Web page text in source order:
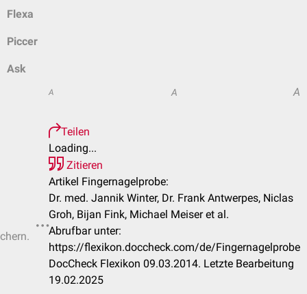
Flexa
Piccer
Ask
A A A
Teilen
Loading...
Zitieren
Artikel Fingernagelprobe:
Dr. med. Jannik Winter, Dr. Frank Antwerpes, Niclas
Groh, Bijan Fink, Michael Meiser et al.
Abrufbar unter:
https://flexikon.doccheck.com/de/Fingernagelprobe
DocCheck Flexikon 09.03.2014. Letzte Bearbeitung
19.02.2025